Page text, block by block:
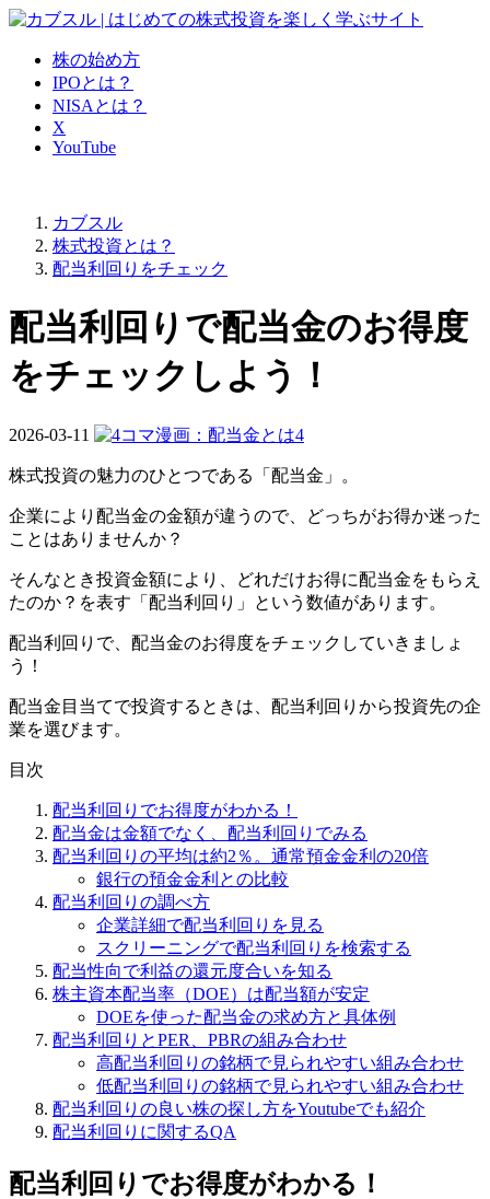
株の始め方
IPOとは？
NISAとは？
X
YouTube
カブスル
株式投資とは？
配当利回りをチェック
配当利回りで配当金のお得度
をチェックしよう！
2026-03-11
株式投資の魅力のひとつである「配当金」。
企業により配当金の金額が違うので、どっちがお得か迷った
ことはありませんか？
そんなとき投資金額により、
どれだけお得に配当金をもらえ
たのか？を表す「配当利回り」
という数値があります。
配当利回りで、 配当金のお得度をチェック していきましょ
う！
配当金目当てで投資するときは、配当利回りから投資先の企
業を選びます。
目次
配当利回りでお得度がわかる！
配当金は金額でなく、配当利回りでみる
配当利回りの平均は約2％。通常預金金利の20倍
銀行の預金金利との比較
配当利回りの調べ方
企業詳細で配当利回りを見る
スクリーニングで配当利回りを検索する
配当性向で利益の還元度合いを知る
株主資本配当率（DOE）は配当額が安定
DOEを使った配当金の求め方と具体例
配当利回りとPER、PBRの組み合わせ
高配当利回りの銘柄で見られやすい組み合わせ
低配当利回りの銘柄で見られやすい組み合わせ
配当利回りの良い株の探し方をYoutubeでも紹介
配当利回りに関するQA
配当利回りでお得度がわかる！